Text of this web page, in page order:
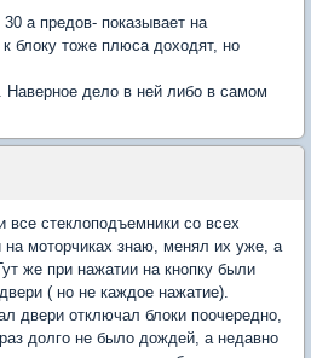
а предов- показывает на
блоку тоже плюса доходят, но
Наверное дело в ней либо в самом
все стеклоподъемники со всех
на моторчиках знаю, менял их уже, а
же при нажатии на кнопку были
( но не каждое нажатие).
двери отключал блоки поочередно,
долго не было дождей, а недавно